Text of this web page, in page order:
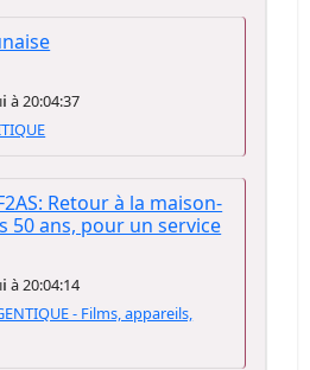
à 20:04:37
Retour à la maison-
50 ans, pour un service
à 20:04:14
- Films, appareils,